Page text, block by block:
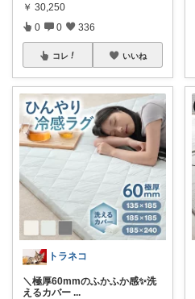
￥ 30,250
0 0 336
コレ いいね
トラネコ
＼極厚60mmのふかふか感✨️洗
えるカバー ...